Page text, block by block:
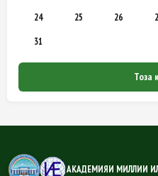
24
25 26
31
Тоза
АКАДЕМИЯИ МИЛЛИИ